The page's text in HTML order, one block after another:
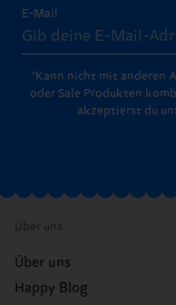
E-Mail
*Kann nicht mit anderen
oder Sale Produkten
akzeptierst du
Über uns
Über uns
Happy Blog